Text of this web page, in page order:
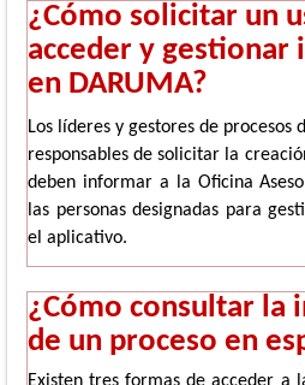
¿Cómo solicitar un
acceder y gestionar
en DARUMA?
Los líderes y gestores de procesos
responsables de solicitar la
deben informar a la Oficina
las personas designadas para
el aplicativo.
¿Cómo consultar la
de un proceso en